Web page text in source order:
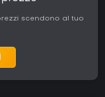
scendono al tuo